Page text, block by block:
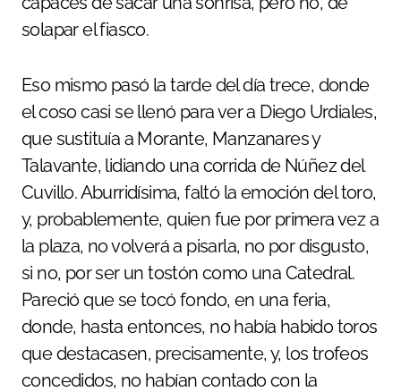
solapar el fiasco.
Eso mismo pasó la tarde del día trece, donde
el coso casi se llenó para ver a Diego Urdiales,
que sustituía a Morante, Manzanares y
Talavante, lidiando una corrida de Núñez del
Cuvillo. Aburridísima, faltó la emoción del toro,
y, probablemente, quien fue por primera vez a
la plaza, no volverá a pisarla, no por disgusto,
si no, por ser un tostón como una Catedral.
Pareció que se tocó fondo, en una feria,
donde, hasta entonces, no había habido toros
que destacasen, precisamente, y, los trofeos
concedidos, no habían contado con la